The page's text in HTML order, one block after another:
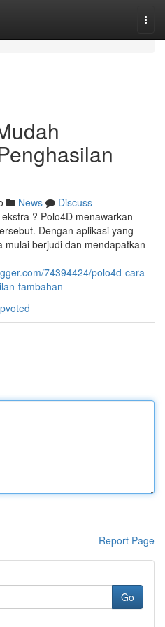
News
Discuss
? Polo4D menawarkan
Dengan aplikasi yang
mulai berjudi dan mendapatkan
74394424/polo4d-cara-
tambahan
Report Page
Go